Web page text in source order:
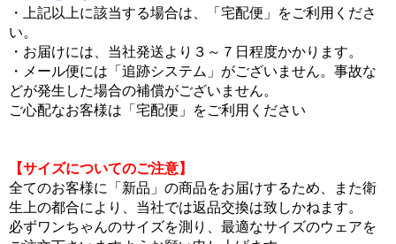
・上記以上に該当する場合は、「宅配便」をご利用くださ
い。
・お届けには、当社発送より３～７日程度かかります。
・メール便には「追跡システム」がございません。事故な
どが発生した場合の補償がございません。
ご心配なお客様は「宅配便」をご利用ください
【サイズについてのご注意】
全てのお客様に「新品」の商品をお届けするため、また衛
生上の都合により、当社では返品交換は致しかねます。
必ずワンちゃんのサイズを測り、最適なサイズのウェアを